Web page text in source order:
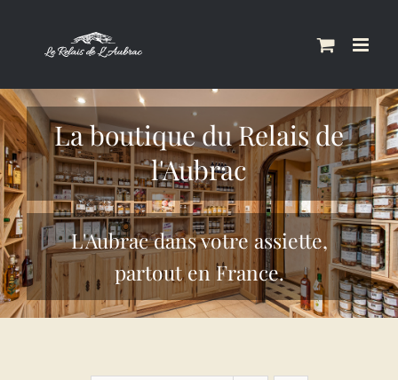
La boutique du Relais de
l'Aubrac
L'Aubrac dans votre assiette,
partout en France.